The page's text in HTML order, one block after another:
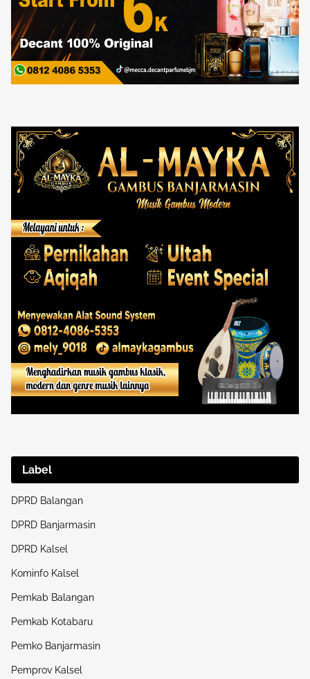
Label
DPRD Balangan
DPRD Banjarmasin
DPRD Kalsel
Kominfo Kalsel
Pemkab Balangan
Pemkab Kotabaru
Pemko Banjarmasin
Pemprov Kalsel